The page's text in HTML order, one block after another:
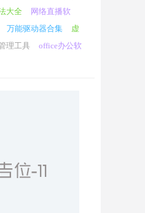
大全
网络直播软
万能驱动器合集
虚
理工具
office办公软